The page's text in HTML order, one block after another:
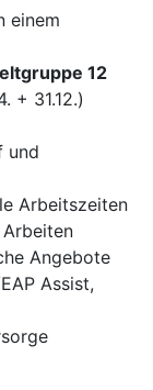
einem
12
+ 31.12.)
und
Arbeitszeiten
Angebote
Assist,